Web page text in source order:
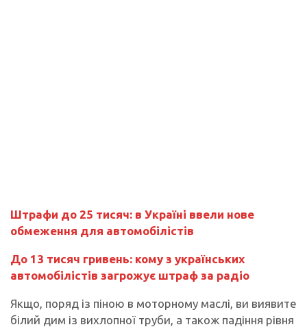
Штрафи до 25 тисяч: в Україні ввели нове
обмеження для автомобілістів
До 13 тисяч гривень: кому з українських
автомобілістів загрожує штраф за радіо
Якщо, поряд із піною в моторному маслі, ви виявите
білий дим із вихлопної труби, а також падіння рівня